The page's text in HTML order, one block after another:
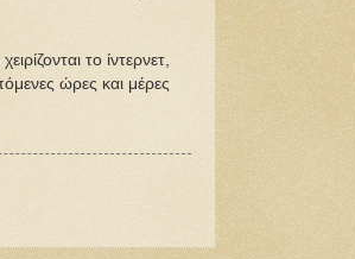
το ίντερνετ,
ώρες και μέρες